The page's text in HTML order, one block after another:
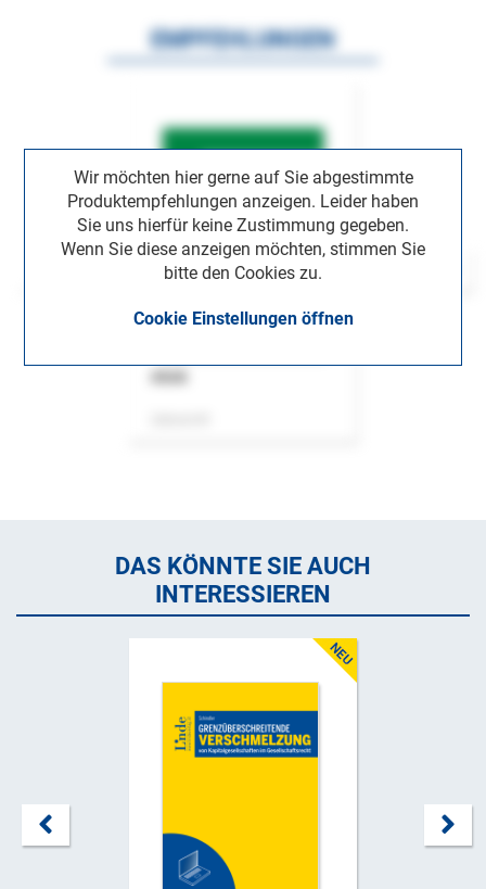
Wir möchten hier gerne auf Sie abgestimmte
Produktempfehlungen anzeigen. Leider haben
Sie uns hierfür keine Zustimmung gegeben.
Wenn Sie diese anzeigen möchten, stimmen Sie
bitte den Cookies zu.
Cookie Einstellungen öffnen
EMPFEHLUNGEN
DAS KÖNNTE SIE AUCH
INTERESSIEREN